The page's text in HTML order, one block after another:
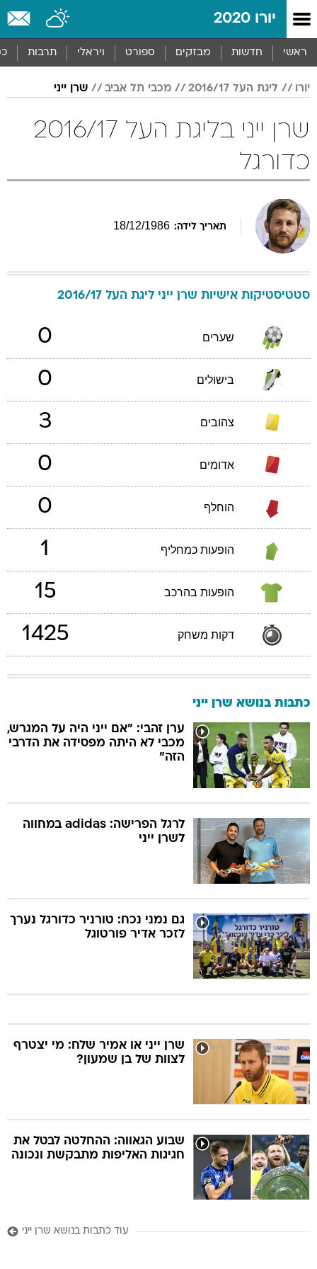
יורו 2020
ראשי חדשות מבזקים ספורט ויראלי תרבות
יורו ליגת העל 2016/17 מכבי תל אביב שרן ייני
שרן ייני בליגת העל 2016/17
כדורגל
תאריך לידה: 18/12/1986
סטטיסטיקות אישיות שרן ייני ליגת העל 2016/17
שערים 0
בישולים 0
צהובים 3
אדומים 0
הוחלף 0
הופעות כמחליף 1
הופעות בהרכב 15
דקות משחק 1425
כתבות בנושא שרן ייני
ערן זהבי: "אם ייני היה על המגרש,
מכבי לא היתה מפסידה את הדרבי
הזה"
לרגל הפרישה: adidas במחווה
לשרן ייני
גם נמני נכח: טורניר כדורגל נערך
לזכר אדיר פורטוגל
שרן ייני או אמיר שלח: מי יצטרף
לצוות של בן שמעון?
שבוע הגאווה: ההחלטה לבטל את
חגיגות האליפות מתבקשת ונכונה
עוד כתבות בנושא שרן ייני